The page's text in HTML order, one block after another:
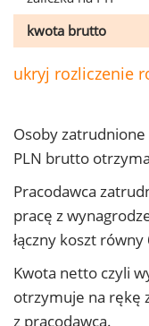
kwota brutto
ukryj rozliczenie
Osoby
PLN brutto
Pracodawca
pracę z
łączny koszt równy
Kwota netto czyli
otrzymuje na rękę
z pracodawcą.